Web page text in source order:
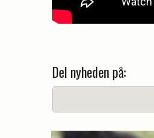
Del nyheden på: